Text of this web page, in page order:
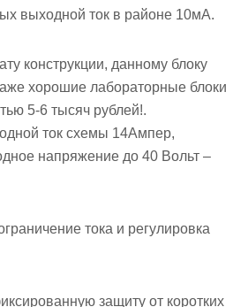
выходной ток в районе 10мА.
конструкции, данному блоку
хорошие лабораторные блоки
5-6 тысяч рублей!.
ток схемы 14Ампер,
напряжение до 40 Вольт –
тока и регулировка
защиту от коротких